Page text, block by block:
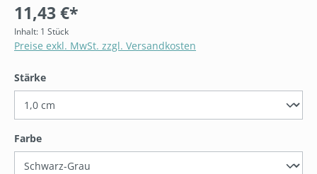
11,43 €*
Inhalt: 1 Stück
Preise exkl. MwSt. zzgl. Versandkosten
Stärkeauswählen
Farbeauswählen